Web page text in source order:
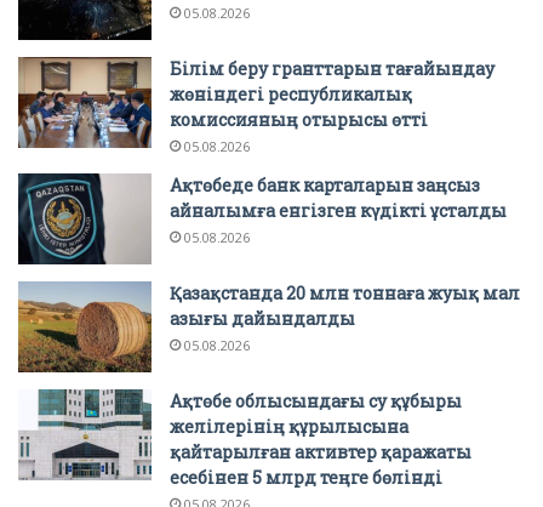
05.08.2026
Білім беру гранттарын тағайындау
жөніндегі республикалық
комиссияның отырысы өтті
05.08.2026
Ақтөбеде банк карталарын заңсыз
айналымға енгізген күдікті ұсталды
05.08.2026
Қазақстанда 20 млн тоннаға жуық мал
азығы дайындалды
05.08.2026
Ақтөбе облысындағы су құбыры
желілерінің құрылысына
қайтарылған активтер қаражаты
есебінен 5 млрд теңге бөлінді